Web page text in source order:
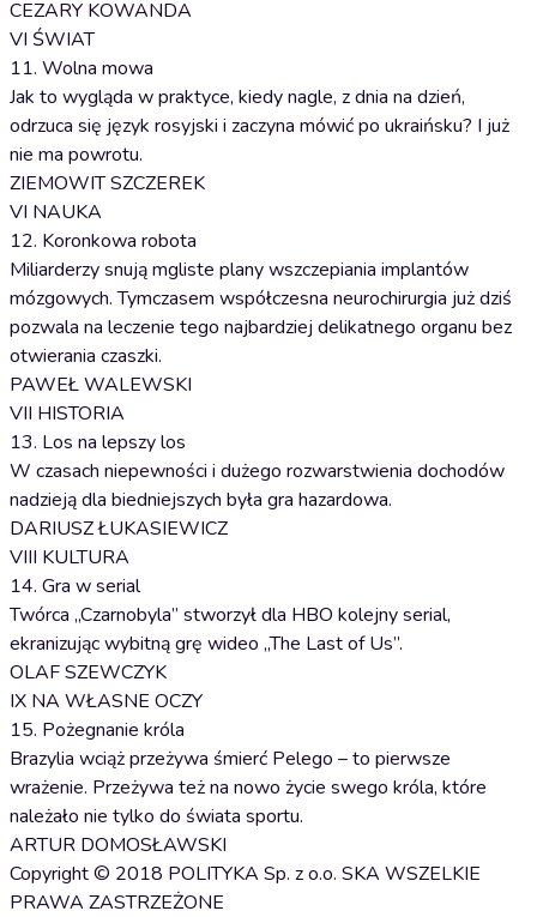
CEZARY KOWANDA
VI ŚWIAT
11. Wolna mowa
Jak to wygląda w praktyce, kiedy nagle, z dnia na dzień,
odrzuca się język rosyjski i zaczyna mówić po ukraińsku? I już
nie ma powrotu.
ZIEMOWIT SZCZEREK
VI NAUKA
12. Koronkowa robota
Miliarderzy snują mgliste plany wszczepiania implantów
mózgowych. Tymczasem współczesna neurochirurgia już dziś
pozwala na leczenie tego najbardziej delikatnego organu bez
otwierania czaszki.
PAWEŁ WALEWSKI
VII HISTORIA
13. Los na lepszy los
W czasach niepewności i dużego rozwarstwienia dochodów
nadzieją dla biedniejszych była gra hazardowa.
DARIUSZ ŁUKASIEWICZ
VIII KULTURA
14. Gra w serial
Twórca „Czarnobyla” stworzył dla HBO kolejny serial,
ekranizując wybitną grę wideo „The Last of Us”.
OLAF SZEWCZYK
IX NA WŁASNE OCZY
15. Pożegnanie króla
Brazylia wciąż przeżywa śmierć Pelego – to pierwsze
wrażenie. Przeżywa też na nowo życie swego króla, które
należało nie tylko do świata sportu.
ARTUR DOMOSŁAWSKI
Copyright © 2018 POLITYKA Sp. z o.o. SKA WSZELKIE
PRAWA ZASTRZEŻONE